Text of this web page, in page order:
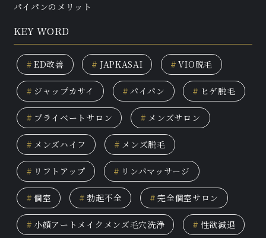
パイパンのメリット
KEY WORD
# ED改善 # JAPKASAI # VIO脱毛
# ジャップカサイ # パイパン # ヒゲ脱毛
# プライベートサロン # メンズサロン
# メンズハイフ # メンズ脱毛
# リフトアップ # リンパマッサージ
# 個室 # 勃起不全 # 完全個室サロン
# 小顔アートメイクメンズ毛穴洗浄 # 性欲減退